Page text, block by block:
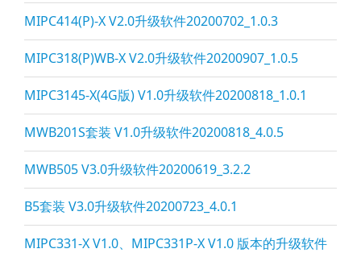
MIPC414(P)-X V2.0升级软件20200702_1.0.3
MIPC318(P)WB-X V2.0升级软件20200907_1.0.5
MIPC3145-X(4G版) V1.0升级软件20200818_1.0.1
MWB201S套装 V1.0升级软件20200818_4.0.5
MWB505 V3.0升级软件20200619_3.2.2
B5套装 V3.0升级软件20200723_4.0.1
MIPC331-X V1.0、MIPC331P-X V1.0 版本的升级软件